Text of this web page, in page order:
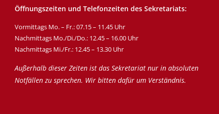
Öffnungszeiten und Telefonzeiten des Sekretariats:
Vormittags Mo. – Fr.: 07.15 – 11.45 Uhr
Nachmittags Mo./Di./Do.: 12.45 – 16.00 Uhr
Nachmittags Mi./Fr.: 12.45 – 13.30 Uhr
Außerhalb dieser Zeiten ist das Sekretariat nur in absoluten
Notfällen zu sprechen. Wir bitten dafür um Verständnis.